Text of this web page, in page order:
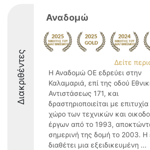
Διακριθέντες
Αναδομώ
Δείτε
Η Αναδομώ ΟΕ εδρεύει στην
Καλαμαριά, επί της οδού
Αντιστάσεως 171, και
δραστηριοποιείται με
χώρο των τεχνικών και
έργων από το 1993,
σημερινή της δομή το 2003. Η
διαθέτει μια εξειδικευμένη ...